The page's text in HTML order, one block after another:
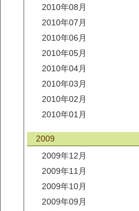
2010年08月
2010年07月
2010年06月
2010年05月
2010年04月
2010年03月
2010年02月
2010年01月
2009
2009年12月
2009年11月
2009年10月
2009年09月